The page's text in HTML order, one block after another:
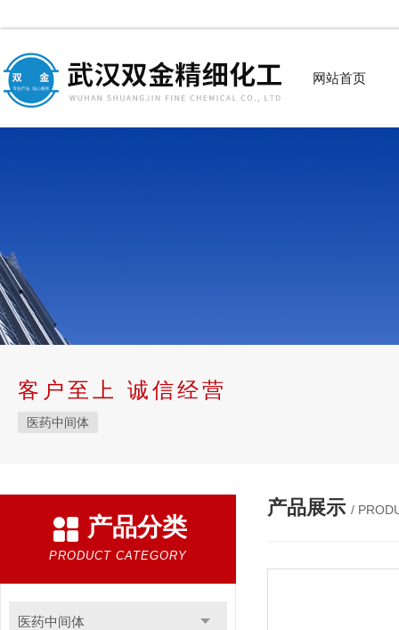
网站首页
客户至上 诚信经营
医药中间体
产品分类
PRODUCT CATEGORY
医药中间体
产品展示 /